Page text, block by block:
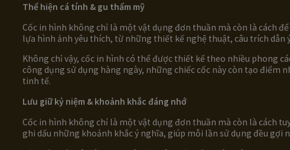
Thể hiện cá tính & gu thẩm mỹ
Cốc in hình không chỉ là một vật dụng đơn thuần mà còn là cách
lựa hình ảnh yêu thích, từ những thiết kế nghệ thuật, câu trích dẫn
Không chỉ vậy, cốc in hình có thể được thiết kế theo nhiều phong
công dụng sử dụng hàng ngày, những chiếc cốc này còn tạo
tinh tế.
Lưu giữ kỷ niệm & khoảnh khắc đáng nhớ
Cốc in hình không chỉ là một vật dụng đơn thuần mà còn là cách
ghi dấu những khoảnh khắc ý nghĩa, giúp mỗi lần sử dụng đều gợi